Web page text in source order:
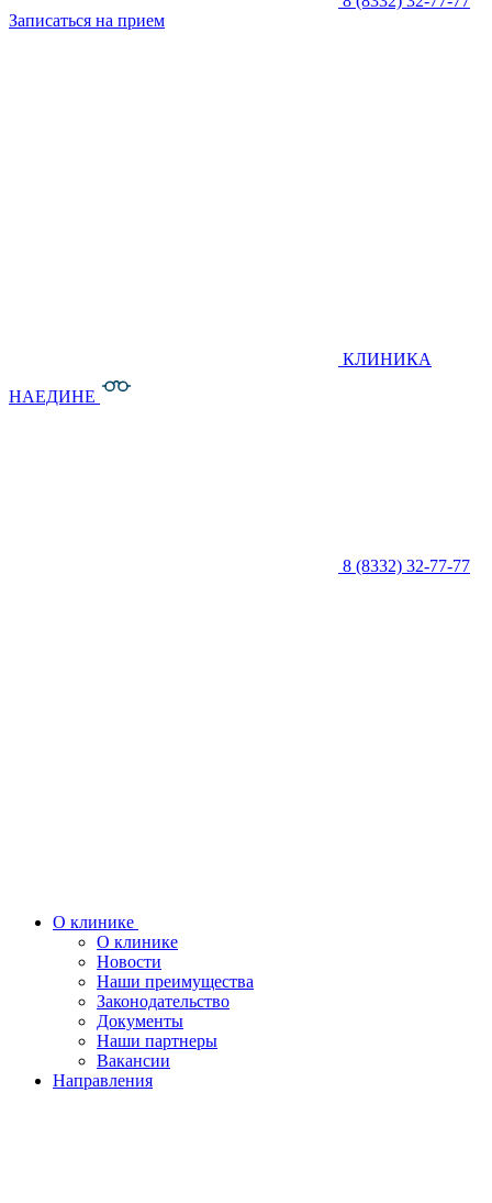
Записаться на прием
КЛИНИКА
НАЕДИНЕ
8 (8332) 32-77-77
О клинике
О клинике
Новости
Наши преимущества
Законодательство
Документы
Наши партнеры
Вакансии
Направления